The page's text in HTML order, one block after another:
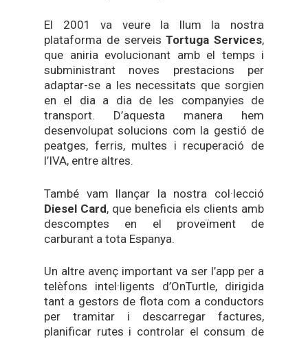
El 2001 va veure la llum la nostra
plataforma de serveisTortuga Services,
que aniria evolucionant amb el temps i
subministrant noves prestacions per
adaptar-se a les necessitats que sorgien
en el dia a dia de les companyies de
transport. D’aquesta manera hem
desenvolupat solucions com la gestió de
peatges, ferris, multes i recuperació de
l’IVA, entre altres.
També vam llançar la nostra col·lecció
Diesel Card, que beneficia els clients amb
descomptes en el proveïment de
carburant a tota Espanya.
Un altre avenç important va ser l’app per a
telèfons intel·ligents d’OnTurtle, dirigida
tant a gestors de flota com a conductors
per tramitar i descarregar factures,
planificar rutes i controlar el consum de